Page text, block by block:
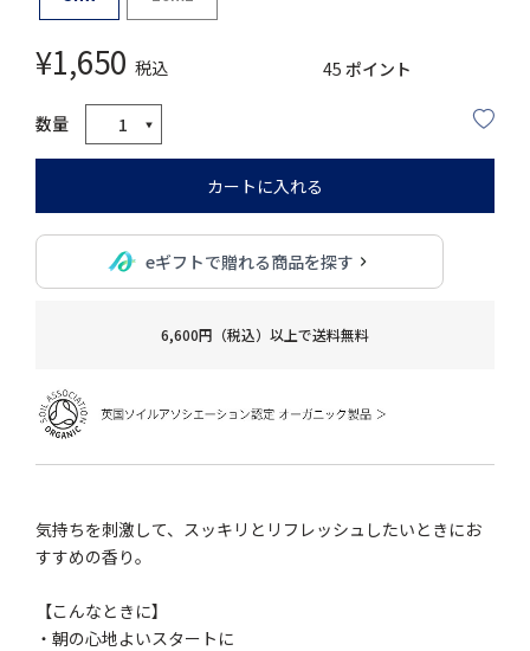
¥1,650 税込 45 ポイント
カートに入れる
eギフトで贈れる商品を探す
6,600円（税込）以上で送料無料
気持ちを刺激して、スッキリとリフレッシュしたいときにお
すすめの香り。
【こんなときに】
・朝の心地よいスタートに